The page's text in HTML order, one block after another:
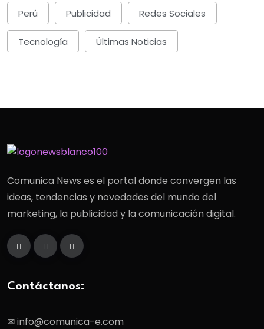
Perú Publicidad Redes Sociales
Tecnología Últimas Noticias
Comunica News es el portal donde convergen las
ideas, tendencias y novedades del mundo del
marketing, la publicidad y la comunicación digital.
Contáctanos:
✉ info@comunica-e.com